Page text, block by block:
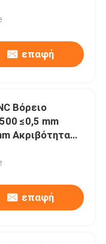
επαφή
Βόρειο
≤0,5 mm
Ακριβότητα
επαφή